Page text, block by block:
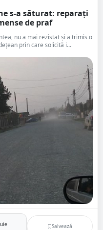
s-a săturat: reparați
de praf
nu a mai rezistat și a trimis o
prin care solicită i...
Salvează